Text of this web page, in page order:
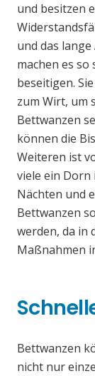
und besitzen
und das
machen es
beseitigen.
zum Wirt, um
Bettwanzen
können die
Weiteren ist
viele ein Dorn
Nächten und
Bettwanzen
werden, da in
Maßnahmen
Bettwanzen
nicht nur